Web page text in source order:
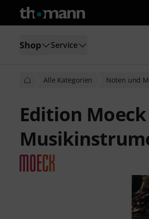
Shop Service
Alle Kategorien Noten und
Edition